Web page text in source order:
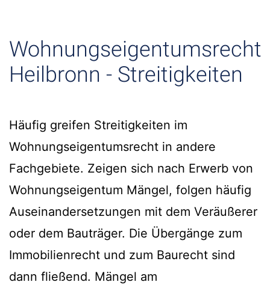
Wohnungseigentumsrecht
Heilbronn - Streitigkeiten
Häufig greifen Streitigkeiten im
Wohnungseigentumsrecht in andere
Fachgebiete. Zeigen sich nach Erwerb von
Wohnungseigentum Mängel, folgen häufig
Auseinandersetzungen mit dem Veräußerer
oder dem Bauträger. Die Übergänge zum
Immobilienrecht und zum Baurecht sind
dann fließend. Mängel am